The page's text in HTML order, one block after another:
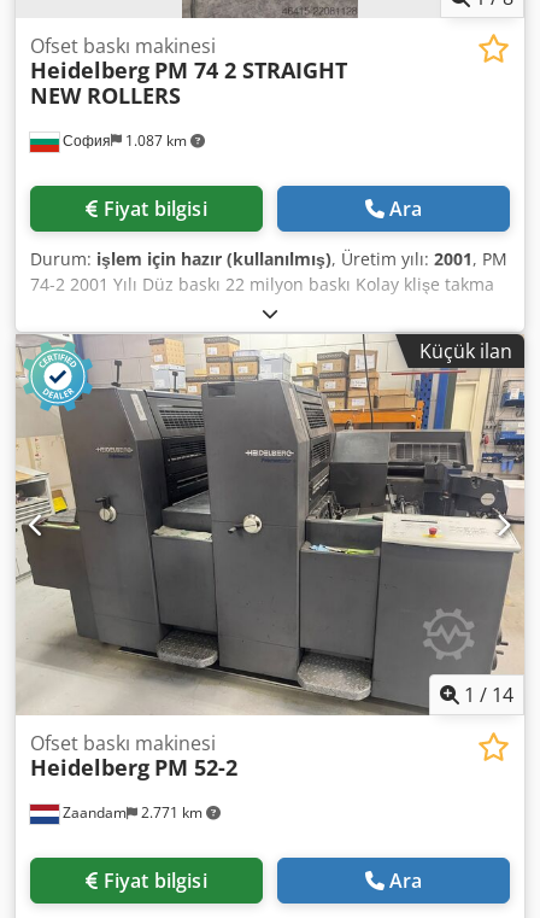
София 1.087 km
Ofset baskı makinesi
Heidelberg PM 74 2 STRAIGHT
NEW ROLLERS
Fiyat bilgisi Ara
Durum: işlem için hazır (kullanılmış), Üretim yılı: 2001, PM
74-2 2001 Yılı Düz baskı 22 milyon baskı Kolay klişe takma
Alcolor nemlendirme sistemi, Technotrans ile birlikte
Grafix Alfatronic 200 pudralama cihazı Dodozb Nxkspfx
Akisck Dişli sisteminde herhangi bir hasar yok Takımlar ve
dokümantasyon mevcut Yeni baskı merdaneleri takıldı
Küçük ilan
1 / 14
Zaandam 2.771 km
Ofset baskı makinesi
Heidelberg PM 52-2
Fiyat bilgisi Ara